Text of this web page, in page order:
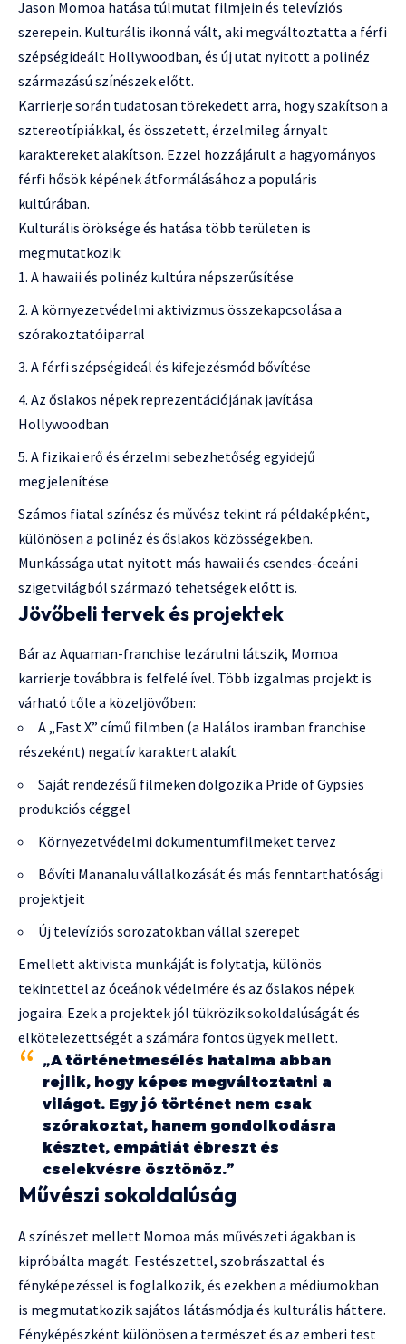
Jason Momoa hatása túlmutat filmjein és televíziós
szerepein. Kulturális ikonná vált, aki megváltoztatta a férfi
szépségideált Hollywoodban, és új utat nyitott a polinéz
származású színészek előtt.
Karrierje során tudatosan törekedett arra, hogy szakítson a
sztereotípiákkal, és összetett, érzelmileg árnyalt
karaktereket alakítson. Ezzel hozzájárult a hagyományos
férfi hősök képének átformálásához a populáris
kultúrában.
Kulturális öröksége és hatása több területen is
megmutatkozik:
A hawaii és polinéz kultúra népszerűsítése
A környezetvédelmi aktivizmus összekapcsolása a
szórakoztatóiparral
A férfi szépségideál és kifejezésmód bővítése
Az őslakos népek reprezentációjának javítása
Hollywoodban
A fizikai erő és érzelmi sebezhetőség egyidejű
megjelenítése
Számos fiatal színész és művész tekint rá példaképként,
különösen a polinéz és őslakos közösségekben.
Munkássága utat nyitott más hawaii és csendes-óceáni
szigetvilágból származó tehetségek előtt is.
Jövőbeli tervek és projektek
Bár az Aquaman-franchise lezárulni látszik, Momoa
karrierje továbbra is felfelé ível. Több izgalmas projekt is
várható tőle a közeljövőben:
A „Fast X” című filmben (a Halálos iramban franchise
részeként) negatív karaktert alakít
Saját rendezésű filmeken dolgozik a Pride of Gypsies
produkciós céggel
Környezetvédelmi dokumentumfilmeket tervez
Bővíti Mananalu vállalkozását és más fenntarthatósági
projektjeit
Új televíziós sorozatokban vállal szerepet
Emellett aktivista munkáját is folytatja, különös
tekintettel az óceánok védelmére és az őslakos népek
jogaira. Ezek a projektek jól tükrözik sokoldalúságát és
elkötelezettségét a számára fontos ügyek mellett.
„A történetmesélés hatalma abban
rejlik, hogy képes megváltoztatni a
világot. Egy jó történet nem csak
szórakoztat, hanem gondolkodásra
késztet, empátiát ébreszt és
cselekvésre ösztönöz.”
Művészi sokoldalúság
A színészet mellett Momoa más művészeti ágakban is
kipróbálta magát. Festészettel, szobrászattal és
fényképezéssel is foglalkozik, és ezekben a médiumokban
is megmutatkozik sajátos látásmódja és kulturális háttere.
Fényképészként különösen a természet és az emberi test